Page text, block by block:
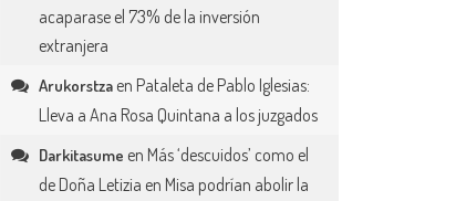
acaparase el 73% de la inversión
extranjera
Arukorstza en Pataleta de Pablo Iglesias:
Lleva a Ana Rosa Quintana a los juzgados
Darkitasume en Más ‘descuidos’ como el
de Doña Letizia en Misa podrían abolir la